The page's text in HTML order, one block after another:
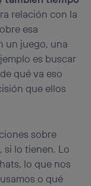
relación con la
esa
un juego, una
es buscar
qué va eso
que ellos
sobre
si lo tienen. Lo
lo que nos
o qué